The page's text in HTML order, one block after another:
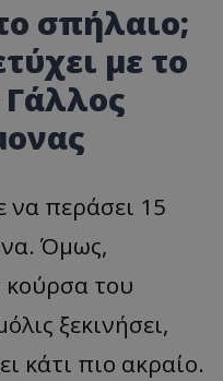
σπήλαιο;
με το
να περάσει 15
Όμως,
του
ξεκινήσει,
κάτι πιο ακραίο.